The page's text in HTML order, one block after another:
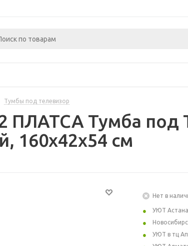
Тумбы под телевизор
ПЛАТСА Тумба
160x42x54 см
Нет в
УЮТ Астана
УЮТ в тц